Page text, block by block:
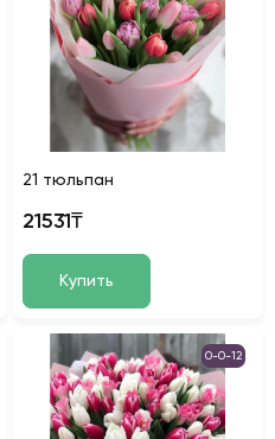
21 тюльпан
21531₸
Купить
0-0-12